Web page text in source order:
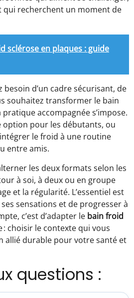
qui recherchent un moment de
sclérose en plaques : guide
besoin d’un cadre sécurisant, de
souhaitez transformer le bain
accompagnée s’impose.
option pour les débutants, ou
le froid à une routine
entre amis.
les deux formats selon les
à soi, à deux ou en groupe
et la régularité. L’essentiel est
sensations et de progresser à
c’est d’adapter le bain froid
: choisir le contexte qui vous
allié durable pour votre santé et
questions :